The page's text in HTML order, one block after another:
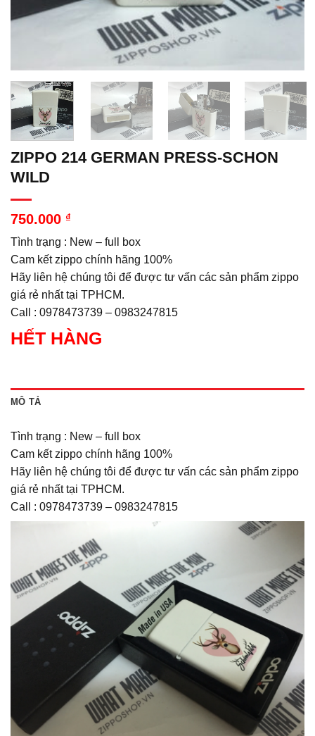
ZIPPO 214 GERMAN PRESS-SCHON
WILD
750.000 ₫
Tình trạng : New – full box
Cam kết zippo chính hãng 100%
Hãy liên hệ chúng tôi để được tư vấn các sản phẩm zippo
giá rẻ nhất tại TPHCM.
Call : 0978473739 – 0983247815
HẾT HÀNG
MÔ TẢ
Tình trạng : New – full box
Cam kết zippo chính hãng 100%
Hãy liên hệ chúng tôi để được tư vấn các sản phẩm zippo
giá rẻ nhất tại TPHCM.
Call : 0978473739 – 0983247815